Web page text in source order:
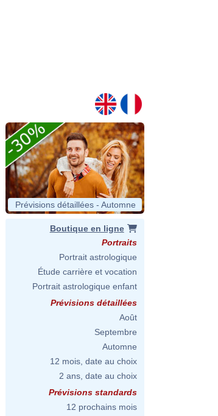
Prévisions détaillées - Automne
Boutique en ligne
Portraits
Portrait astrologique
Étude carrière et vocation
Portrait astrologique enfant
Prévisions détaillées
Août
Septembre
Automne
12 mois, date au choix
2 ans, date au choix
Prévisions standards
12 prochains mois